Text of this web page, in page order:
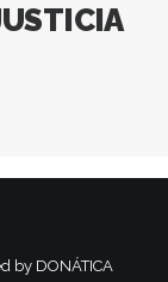
by DONÁTICA